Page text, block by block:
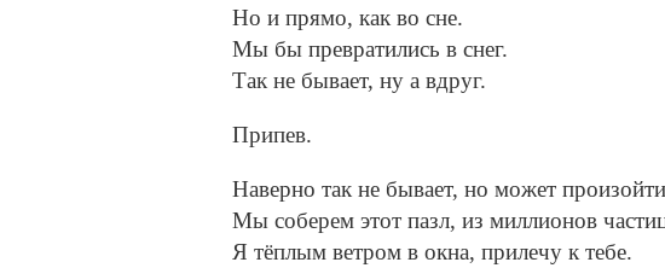
Но и прямо, как во сне.
Мы бы превратились в снег.
Так не бывает, ну а вдруг.
Припев.
Наверно так не бывает, но может
Мы соберем этот пазл, из миллионов
Я тёплым ветром в окна, прилечу к тебе.